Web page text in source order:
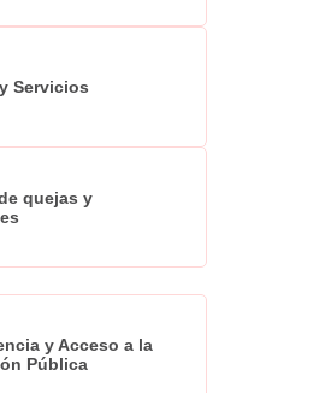
Servicios
quejas y
y Acceso a la
Pública